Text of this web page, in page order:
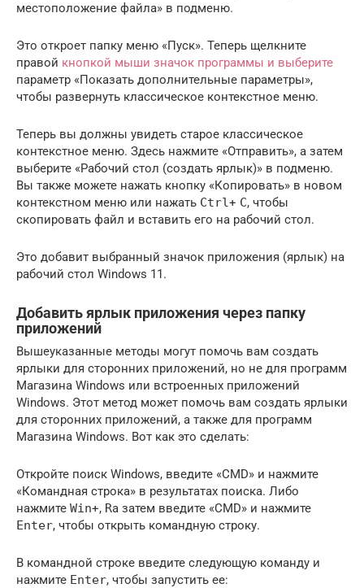
местоположение файла» в подменю.
Это откроет папку меню «Пуск». Теперь щелкните
правой кнопкой мыши значок программы и выберите
параметр «Показать дополнительные параметры»,
чтобы развернуть классическое контекстное меню.
Теперь вы должны увидеть старое классическое
контекстное меню. Здесь нажмите «Отправить», а затем
выберите «Рабочий стол (создать ярлык)» в подменю.
Вы также можете нажать кнопку «Копировать» в новом
контекстном меню или нажать Ctrl+ C, чтобы
скопировать файл и вставить его на рабочий стол.
Это добавит выбранный значок приложения (ярлык) на
рабочий стол Windows 11.
Добавить ярлык приложения через папку
приложений
Вышеуказанные методы могут помочь вам создать
ярлыки для сторонних приложений, но не для программ
Магазина Windows или встроенных приложений
Windows. Этот метод может помочь вам создать ярлыки
для сторонних приложений, а также для программ
Магазина Windows. Вот как это сделать:
Откройте поиск Windows, введите «CMD» и нажмите
«Командная строка» в результатах поиска. Либо
нажмите Win+, Rа затем введите «CMD» и нажмите
Enter, чтобы открыть командную строку.
В командной строке введите следующую команду и
нажмите Enter, чтобы запустить ее: